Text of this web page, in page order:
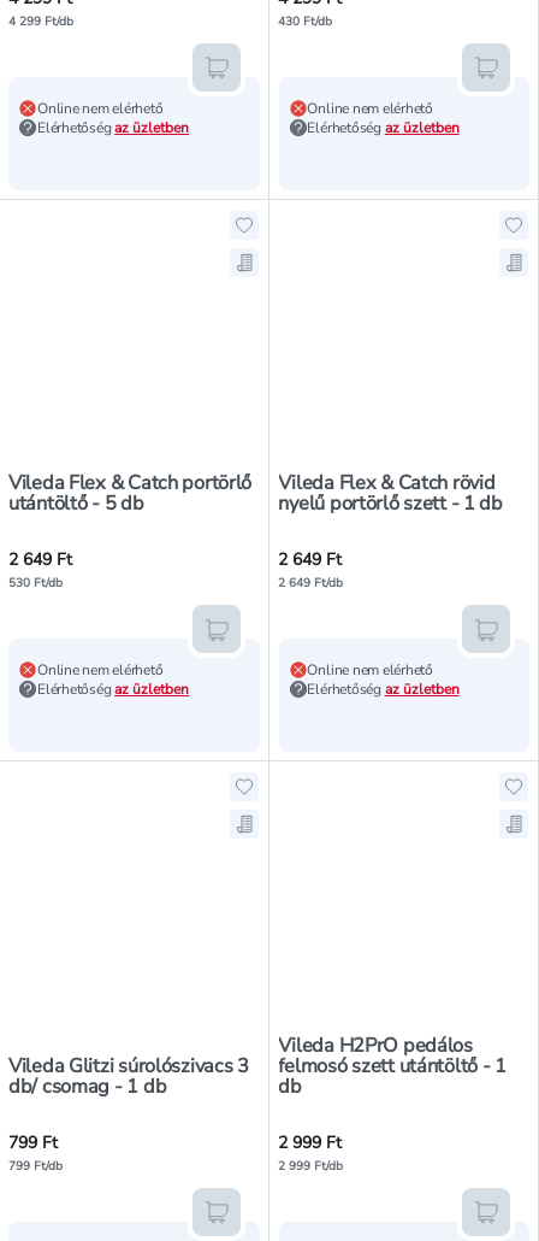
4 299 Ft/db
Online nem elérhető
Elérhetőségaz üzletben
Kosárba teszem
430 Ft/db
Online nem elérhető
Elérhetőség az üzletben
Vileda Flex & Catch portörlő
utántöltő - 5 db
Hozzáadás a kedvencekhez,
Mentés a bevásárló listára,
2 649 Ft
530 Ft/db
Online nem elérhető
Elérhetőségaz üzletben
Kosárba teszem
Vileda Flex & Catch rövid
nyelű portörlő szett - 1 db
2 649 Ft
2 649 Ft/db
Online nem elérhető
Elérhetőség az üzletben
Vileda Glitzi súrolószivacs 3
db/ csomag - 1 db
Hozzáadás a kedvencekhez,
Mentés a bevásárló listára,
799 Ft
799 Ft/db
Kosárba teszem
Vileda H2PrO pedálos
felmosó szett utántöltő - 1
db
2 999 Ft
2 999 Ft/db